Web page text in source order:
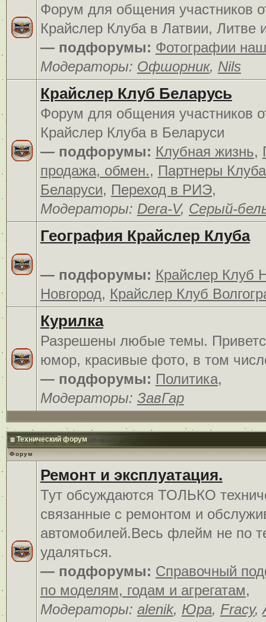
Форум для общения участников
Крайслер Клуба в Латвии, Литве
— подфорумы: Фотографии
Модераторы: Офшорник, Nils
Крайслер Клуб Беларусь
Форум для общения участников
Крайслер Клуба в Беларуси
— подфорумы: Клубная жизнь,
продажа, обмен., Партнеры
Беларуси, Переход в РИЭ,
Модераторы: Dera-V, Серый-
География Крайслер Клуба
— подфорумы: Крайслер Клуб
Новгород, Крайслер Клуб
Курилка
Разрешены любые темы.
юмор, красивые фото, в том
— подфорумы: Политика,
Модераторы: ЗавГар
Технический форум
Форум
Ремонт и эксплуатация.
Тут обсуждаются ТОЛЬКО
связанные с ремонтом и
автомобилей.Весь флейм не по
удаляться.
— подфорумы: Справочный
по моделям, годам и агрегатам,
Модераторы: alenik, Юра, Fracy,